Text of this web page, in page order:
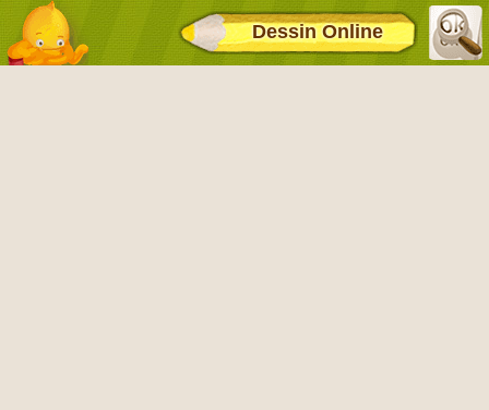
Dessin Online